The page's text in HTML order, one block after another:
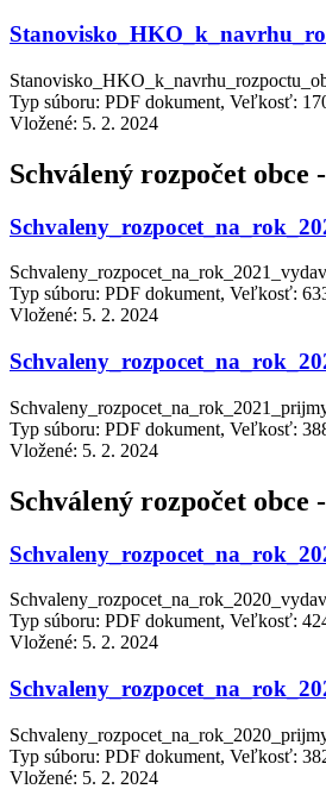
Typ súboru: PDF dokument, Veľkosť:
Vložené: 5. 2. 2024
Schválený rozpočet obce
Typ súboru: PDF dokument, Veľkosť:
Vložené: 5. 2. 2024
Typ súboru: PDF dokument, Veľkosť:
Vložené: 5. 2. 2024
Schválený rozpočet obce
Typ súboru: PDF dokument, Veľkosť:
Vložené: 5. 2. 2024
Typ súboru: PDF dokument, Veľkosť:
Vložené: 5. 2. 2024